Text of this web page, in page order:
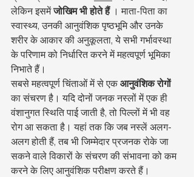
लेकिन इसमें जोखिम भी होते हैं । माता-पिता का
स्वास्थ्य, उनकी आनुवंशिक पृष्ठभूमि और उनके
शरीर के आकार की अनुकूलता, ये सभी गर्भावस्था
के परिणाम को निर्धारित करने में महत्वपूर्ण भूमिका
निभाते हैं।
सबसे महत्वपूर्ण चिंताओं में से एक आनुवंशिक रोगों
का संचरण है। यदि दोनों जनक नस्लों में एक ही
वंशानुगत स्थिति पाई जाती है, तो पिल्लों में भी वह
रोग आ सकता है। यहां तक कि जब नस्लें अलग-
अलग होती हैं, तब भी जिम्मेदार प्रजनक रोके जा
सकने वाले विकारों के संचरण की संभावना को कम
करने के लिए आनुवंशिक परीक्षण करते हैं।